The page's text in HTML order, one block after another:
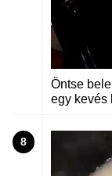
Öntse
egy kevés
8